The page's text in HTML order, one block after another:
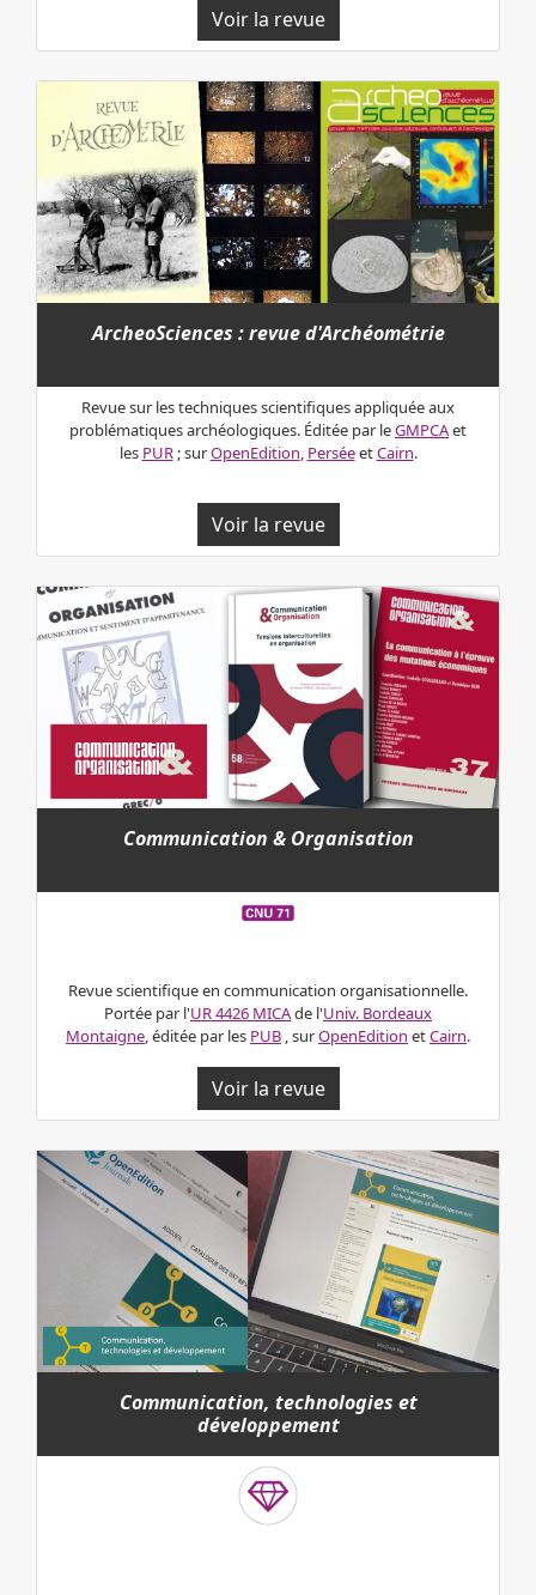
Voir la revue
ArcheoSciences : revue d'Archéométrie
Revue sur les techniques scientifiques appliquée aux
problématiques archéologiques. Éditée par leGMPCAet
les PUR; surOpenEdition, PerséeetCairn.
Voir la revue
Communication & Organisation
Revue scientifique en communication organisationnelle.
Portée par l'UR 4426 MICAde l'Univ. Bordeaux
Montaigne, éditée par les PUB ,surOpenEdition etCairn.
Voir la revue
Communication, technologies et
développement